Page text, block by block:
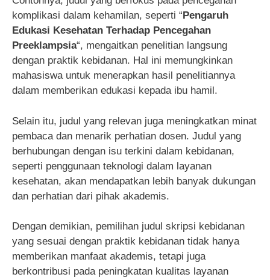
komplikasi dalam kehamilan, seperti “Pengaruh
Edukasi Kesehatan Terhadap Pencegahan
Preeklampsia“, mengaitkan penelitian langsung
dengan praktik kebidanan. Hal ini memungkinkan
mahasiswa untuk menerapkan hasil penelitiannya
dalam memberikan edukasi kepada ibu hamil.
Selain itu, judul yang relevan juga meningkatkan minat
pembaca dan menarik perhatian dosen. Judul yang
berhubungan dengan isu terkini dalam kebidanan,
seperti penggunaan teknologi dalam layanan
kesehatan, akan mendapatkan lebih banyak dukungan
dan perhatian dari pihak akademis.
Dengan demikian, pemilihan judul skripsi kebidanan
yang sesuai dengan praktik kebidanan tidak hanya
memberikan manfaat akademis, tetapi juga
berkontribusi pada peningkatan kualitas layanan